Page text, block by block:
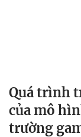
Quá trình
của mô
trường